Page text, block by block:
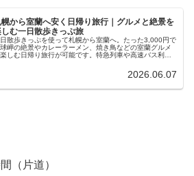
幌から室蘭へ安く日帰り旅行｜グルメと絶景を
しむ一日散歩きっぷ旅
散歩きっぷを使って札幌から室蘭へ。たった3,000円で
岬の絶景やカレーラーメン、焼き鳥などの室蘭グルメ
しむ日帰り旅行が可能です。特急列車や高速バス利用
2026.06.07
（片道）